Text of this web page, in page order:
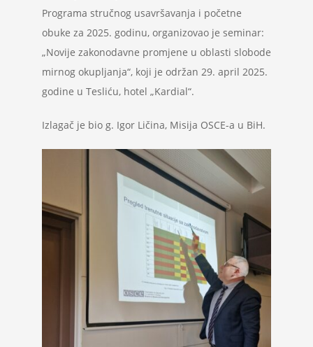
Projekti
Novosti
Programa stručnog usavršavanja i početne
obuke za 2025. godinu, organizovao je seminar:
„Novije zakonodavne promjene u oblasti slobode
mirnog okupljanja“, koji je održan 29. april 2025.
godine u Tesliću, hotel „Kardial“.
Izlagač je bio g. Igor Ličina, Misija OSCE-a u BiH.